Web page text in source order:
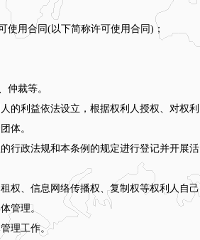
用合同(以下简称许可使用合同)；
裁等。
利益依法设立，根据权利人授权、对权利
体。
政法规和本条例的规定进行登记并开展活
、信息网络传播权、复制权等权利人自己
管理。
理工作。